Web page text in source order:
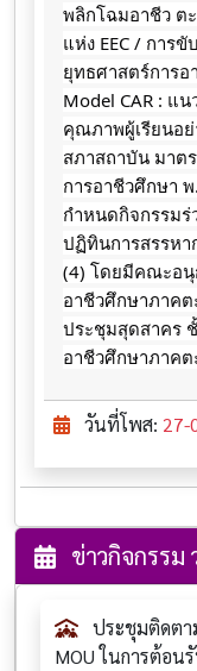
พลิกโฉมอาชีว ต
แห่ง EEC / การ
ยุทธศาสตร์การ
Model CAR : แ
คุณภาพผู้เรียนอย่
สภาสถาบัน มาต
การอาชีวศึกษา
กำหนดกิจกรรม
ปฏิทินการสรรหา
(4) โดยมีคณะอนุ
อาชีวศึกษาภาค
ประชุมสุดสาคร
อาชีวศึกษาภาคต
วันที่โพส: 27-
ข่าวกิจกรรม
ประชุมติดตา
MOU ในการต้อ